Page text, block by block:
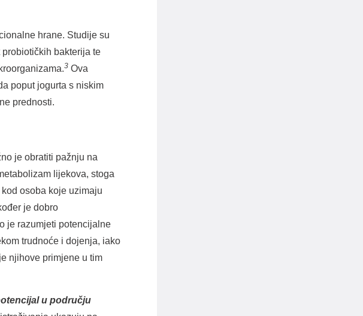
hrane. Studije su
bakterija te
3 Ova
poput jogurta s niskim
prednosti.
je obratiti pažnju na
lijekova, stoga
osoba koje uzimaju
je dobro
je razumjeti potencijalne
trudnoće i dojenja, iako
njihove primjene u tim
u području